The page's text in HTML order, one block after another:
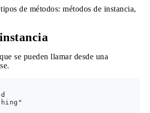
de métodos: métodos de instancia,
se pueden llamar desde una